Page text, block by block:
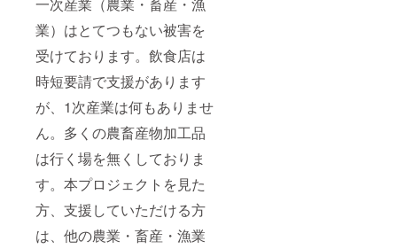
業）はとてつもない被害を
受けております。飲食店は
時短要請で支援があります
が、1次産業は何もありませ
ん。多くの農畜産物加工品
は行く場を無くしておりま
す。本プロジェクトを見た
方、支援していただける方
は、他の農業・畜産・漁業